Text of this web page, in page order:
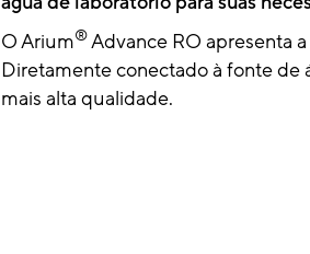
O Arium®Advance RO apresenta
Diretamente conectado à fonte de
mais alta qualidade.